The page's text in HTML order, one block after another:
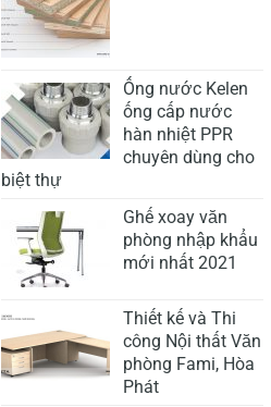
Ống nước Kelen
ống cấp nước
hàn nhiệt PPR
chuyên dùng cho
biệt thự
Ghế xoay văn
phòng nhập khẩu
mới nhất 2021
Thiết kế và Thi
công Nội thất Văn
phòng Fami, Hòa
Phát